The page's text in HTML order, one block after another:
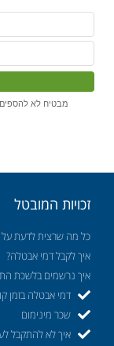
מבטיח לא
זכויות המובטל
כל מה שרצית לדעת
איך לקבל דמי אבטלה?
איך נרשמים בלשכת
דמי אבטלה בזמן
שכר מינימום
איך לא להתקבל